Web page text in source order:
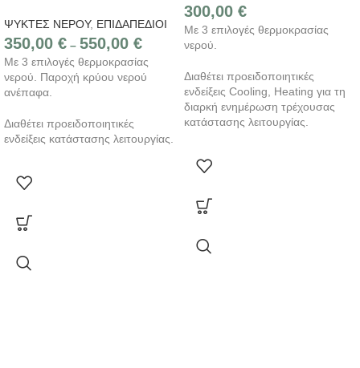
ΨΥΚΤΕΣ ΝΕΡΟΥ, ΕΠΙΔΑΠΕΔΙΟΙ
350,00 € – 550,00 €
Με 3 επιλογές θερμοκρασίας
νερού. Παροχή κρύου νερού
ανέπαφα.
Διαθέτει προειδοποιητικές
ενδείξεις κατάστασης λειτουργίας.
300,00 €
Με 3 επιλογές θερμοκρασίας
νερού.
Διαθέτει προειδοποιητικές
ενδείξεις Cooling, Heating για τη
διαρκή ενημέρωση τρέχουσας
κατάστασης λειτουργίας.